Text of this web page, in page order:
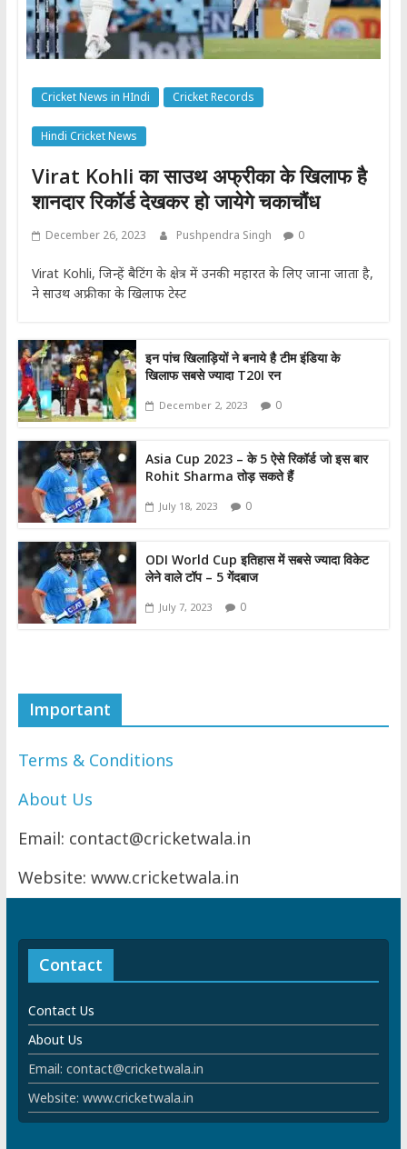
Cricket News in HIndi Cricket Records
Hindi Cricket News
Virat Kohli का साउथ अफ्रीका के खिलाफ है
शानदार रिकॉर्ड देखकर हो जायेगे चकाचौंध
December 26, 2023 Pushpendra Singh 0
Virat Kohli, जिन्हें बैटिंग के क्षेत्र में उनकी महारत के लिए जाना जाता है,
ने साउथ अफ्रीका के खिलाफ टेस्ट
इन पांच खिलाड़ियों ने बनाये है टीम इंडिया के
खिलाफ सबसे ज्यादा T20I रन
December 2, 2023 0
Asia Cup 2023 – के 5 ऐसे रिकॉर्ड जो इस बार
Rohit Sharma तोड़ सकते हैं
July 18, 2023 0
ODI World Cup इतिहास में सबसे ज्यादा विकेट
लेने वाले टॉप – 5 गेंदबाज
July 7, 2023 0
Important
Terms & Conditions
About Us
Email: contact@cricketwala.in
Website: www.cricketwala.in
Contact
Contact Us
About Us
Email: contact@cricketwala.in
Website: www.cricketwala.in